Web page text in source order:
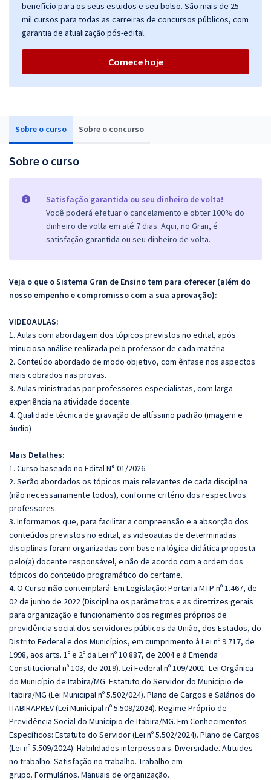
Sobre o curso Sobre o concurso
Sobre o curso
Satisfação garantida ou seu dinheiro de volta!
Você poderá efetuar o cancelamento e obter 100% do
dinheiro de volta em até 7 dias. Aqui, no Gran, é
satisfação garantida ou seu dinheiro de volta.
Veja o que o Sistema Gran de Ensino tem para oferecer (além do
nosso empenho e compromisso com a sua aprovação):
VIDEOAULAS:
1. Aulas com abordagem dos tópicos previstos no edital, após
minuciosa análise realizada pelo professor de cada matéria.
2. Conteúdo abordado de modo objetivo, com ênfase nos aspectos
mais cobrados nas provas.
3. Aulas ministradas por professores especialistas, com larga
experiência na atividade docente.
4. Qualidade técnica de gravação de altíssimo padrão (imagem e
áudio)
Mais Detalhes:
1. Curso baseado no Edital N° 01/2026.
2. Serão abordados os tópicos mais relevantes de cada disciplina
(não necessariamente todos), conforme critério dos respectivos
professores.
3. Informamos que, para facilitar a compreensão e a absorção dos
conteúdos previstos no edital, as videoaulas de determinadas
disciplinas foram organizadas com base na lógica didática proposta
pelo(a) docente responsável, e não de acordo com a ordem dos
tópicos do conteúdo programático do certame.
4. O Curso nãocontemplará: Em Legislação: Portaria MTP nº 1.467, de
02 de junho de 2022 (Disciplina os parâmetros e as diretrizes gerais
para organização e funcionamento dos regimes próprios de
previdência social dos servidores públicos da União, dos Estados, do
Distrito Federal e dos Municípios, em cumprimento à Lei nº 9.717, de
1998, aos arts. 1º e 2º da Lei nº 10.887, de 2004 e à Emenda
Constitucional nº 103, de 2019). Lei Federal nº 109/2001. Lei Orgânica
do Município de Itabira/MG. Estatuto do Servidor do Município de
Itabira/MG (Lei Municipal nº 5.502/024). Plano de Cargos e Salários do
ITABIRAPREV (Lei Municipal nº 5.509/2024). Regime Próprio de
Previdência Social do Município de Itabira/MG. Em Conhecimentos
Específicos: Estatuto do Servidor (Lei nº 5.502/2024). Plano de Cargos
(Lei nº 5.509/2024). Habilidades interpessoais. Diversidade. Atitudes
no trabalho. Satisfação no trabalho. Trabalho em
grupo. Formulários. Manuais de organização.
benefício para os seus estudos e seu bolso. São mais de 25
mil cursos para todas as carreiras de concursos públicos, com
garantia de atualização pós-edital.
Comece hoje